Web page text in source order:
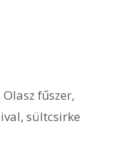
Olasz fűszer,
, sültcsirke